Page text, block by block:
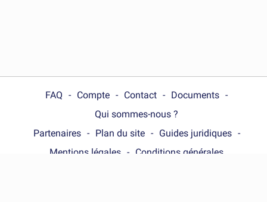
FAQ Compte Contact
Documents
Qui sommes-nous ?
Partenaires
Plan du site
Guides juridiques
Mentions légales
Conditions générales